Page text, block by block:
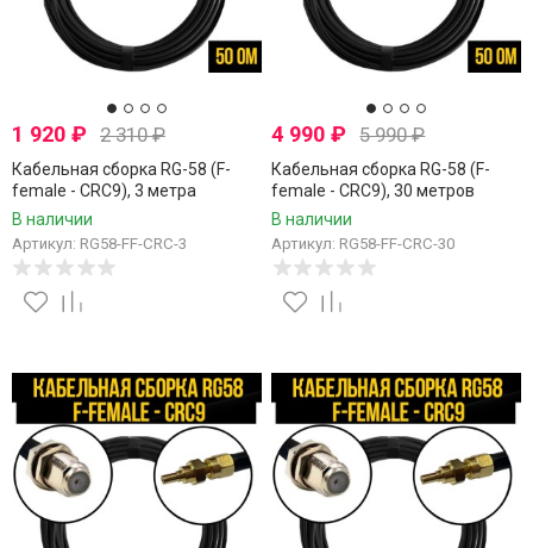
1 920 ₽ 2 310₽
Кабельная сборка RG-58 (F-
female - CRC9), 3 метра
В наличии
Артикул: RG58-FF-CRC-3
4 990₽ 5 990₽
Кабельная сборка RG-58 (F-
female - CRC9), 30 метров
В наличии
Артикул: RG58-FF-CRC-30